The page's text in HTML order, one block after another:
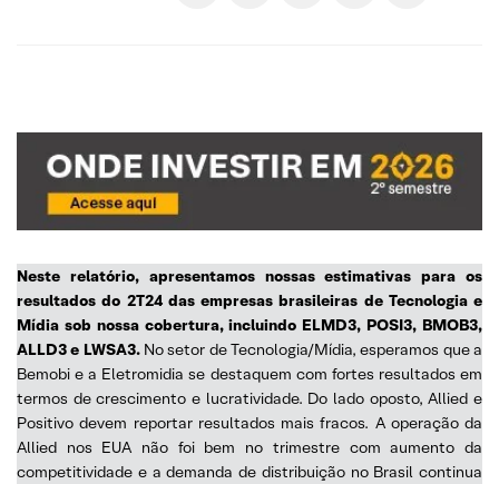
Neste relatório, apresentamos nossas estimativas para os
resultados do 2T24 das empresas brasileiras de Tecnologia e
Mídia sob nossa cobertura, incluindo ELMD3, POSI3, BMOB3,
ALLD3 e LWSA3. No setor de Tecnologia/Mídia, esperamos que a
Bemobi e a Eletromidia se destaquem com fortes resultados em
termos de crescimento e lucratividade. Do lado oposto, Allied e
Positivo devem reportar resultados mais fracos. A operação da
Allied nos EUA não foi bem no trimestre com aumento da
competitividade e a demanda de distribuição no Brasil continua